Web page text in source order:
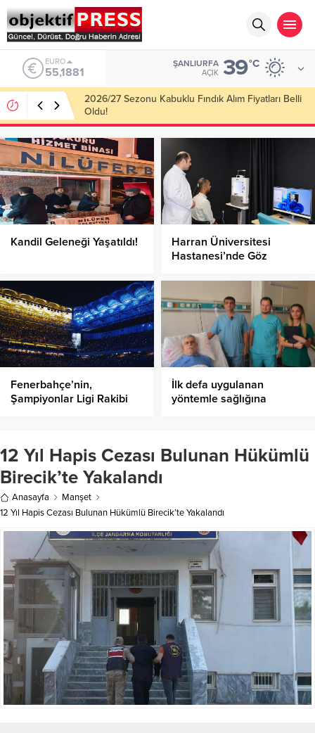
ALTIN
6.660,55
ŞANLIURFA
AÇIK 39°C
Haliliye Belediyesi Her Gün 4 Bin 898 Kişiye Sıcak
Yemek Ulaştırıyor!
Kandil Geleneği Yaşatıldı!
Harran Üniversitesi
Hastanesi’nde Göz
Hizmet
Fenerbahçe’nin,
Şampiyonlar Ligi Rakibi
İlk defa uygulanan
yöntemle sağlığına
12 Yıl Hapis Cezası Bulunan Hükümlü
Birecik’te Yakalandı
Anasayfa
Manşet
12 Yıl Hapis Cezası Bulunan Hükümlü Birecik’te Yakalandı